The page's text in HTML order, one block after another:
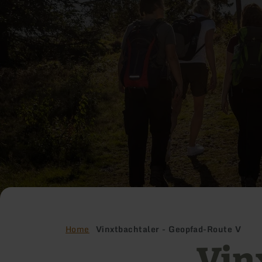
Home Vinxtbachtaler - Geopfad-Route V